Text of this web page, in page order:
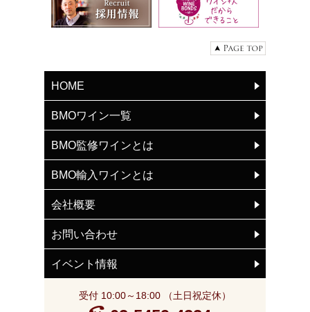
HOME
BMOワイン一覧
BMO監修ワインとは
BMO輸入ワインとは
会社概要
お問い合わせ
イベント情報
受付 10:00～18:00 （土日祝定休）